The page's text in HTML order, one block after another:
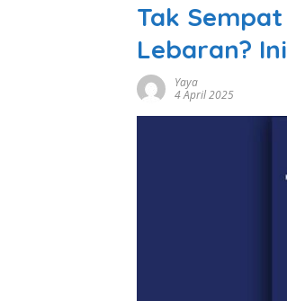
Tak
Lebaran?
Yaya
4 April 2025